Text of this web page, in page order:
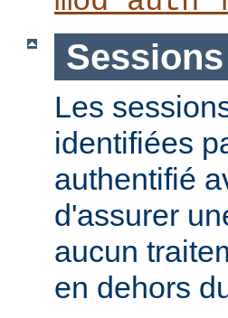
Les
identifiées
authentifié
d'assurer
aucun
en dehors